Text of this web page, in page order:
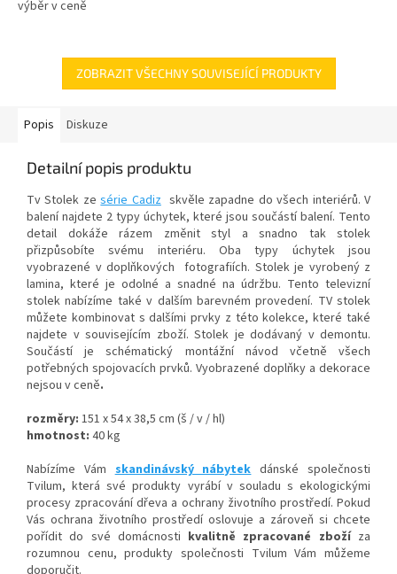
výběr v ceně
ZOBRAZIT VŠECHNY SOUVISEJÍCÍ PRODUKTY
Popis Diskuze
Detailní popis produktu
Tv Stolek zesérie Cadiz skvěle zapadne do všech interiérů. V
balení najdete 2 typy úchytek, které jsou součástí balení. Tento
detail dokáže rázem změnit styl a snadno tak stolek
přizpůsobíte svému interiéru. Oba typy úchytek jsou
vyobrazené v doplňkových fotografiích. Stolek je vyrobený z
lamina, které je odolné a snadné na údržbu. Tento televizní
stolek nabízíme také v dalším barevném provedení. TV stolek
můžete kombinovat s dalšími prvky z této kolekce, které také
najdete v souvisejícím zboží. Stolek je dodávaný v demontu.
Součástí je schématický montážní návod včetně všech
potřebných spojovacích prvků. Vyobrazené doplňky a dekorace
nejsou v ceně.
rozměry: 151 x 54 x 38,5 cm (š / v / hl)
hmotnost: 40 kg
Nabízíme Vám skandinávský nábytek dánské společnosti
Tvilum, která své produkty vyrábí v souladu s ekologickými
procesy zpracování dřeva a ochrany životního prostředí. Pokud
Vás ochrana životního prostředí oslovuje a zároveň si chcete
pořídit do své domácnosti kvalitně zpracované zbožíza
rozumnou cenu, produkty společnosti Tvilum Vám můžeme
doporučit.